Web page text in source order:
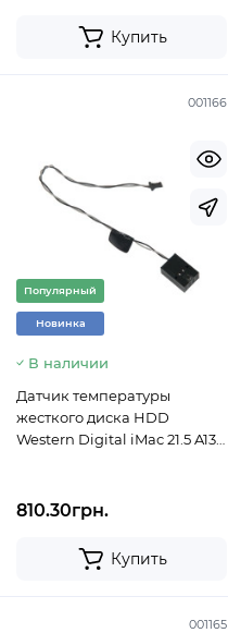
Купить
001166
Популярный
Новинка
В наличии
Датчик температуры
жесткого диска HDD
Western Digital iMac 21.5 A1311
810.30грн.
Купить
001165